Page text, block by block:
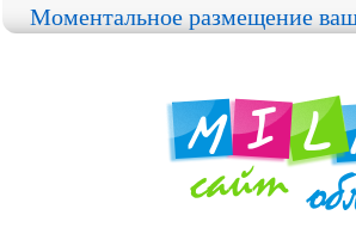
Моментальное размещение